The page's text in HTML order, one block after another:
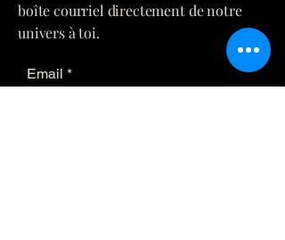
boîte courriel directement de notre
univers à toi.
Email *